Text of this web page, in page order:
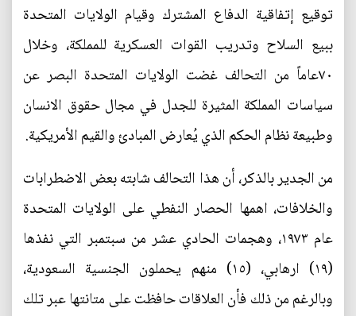
توقيع إتفاقية الدفاع المشترك وقيام الولايات المتحدة
ببيع السلاح وتدريب القوات العسكرية للمملكة، وخلال
٧٠عاماً من التحالف غضت الولايات المتحدة البصر عن
سياسات المملكة المثيرة للجدل في مجال حقوق الانسان
وطبيعة نظام الحكم الذي يُعارض المبادئ والقيم الأمريكية.
من الجدير بالذكر، أن هذا التحالف شابته بعض الاضطرابات
والخلافات، اهمها الحصار النفطي على الولايات المتحدة
عام ١٩٧٣، وهجمات الحادي عشر من سبتمبر التي نفذها
(١٩) ارهابي، (١٥) منهم يحملون الجنسية السعودية،
وبالرغم من ذلك فأن العلاقات حافظت على متانتها عبر تلك